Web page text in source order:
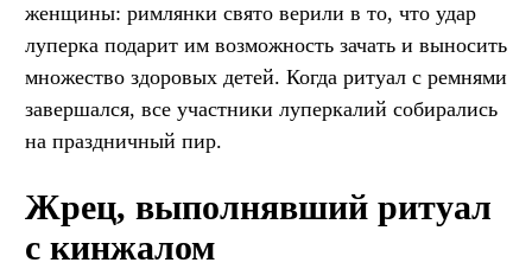
женщины: римлянки свято верили в то, что удар
луперка подарит им возможность зачать и выносить
множество здоровых детей. Когда ритуал с ремнями
завершался, все участники луперкалий собирались
на праздничный пир.
Жрец, выполнявший ритуал
с кинжалом